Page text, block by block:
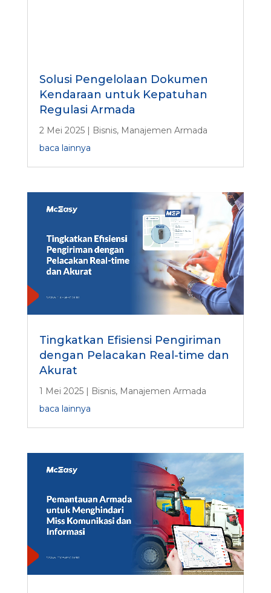
Solusi Pengelolaan Dokumen
Kendaraan untuk Kepatuhan
Regulasi Armada
2 Mei 2025| Bisnis, Manajemen Armada
baca lainnya
Tingkatkan Efisiensi Pengiriman
dengan Pelacakan Real-time dan
Akurat
1 Mei 2025| Bisnis, Manajemen Armada
baca lainnya